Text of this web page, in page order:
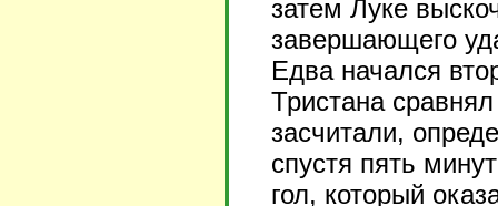
затем Луке
завершающего
Едва начался
Тристана
засчитали,
спустя пять
гол, который